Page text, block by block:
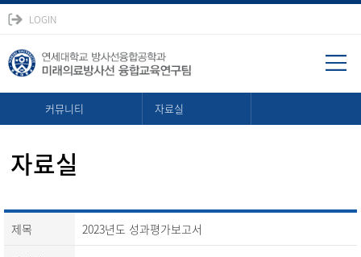
LOGIN
커뮤니티 자료실
자료실
제목 2023년도 성과평가보고서